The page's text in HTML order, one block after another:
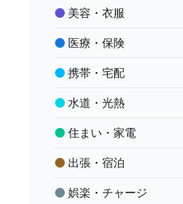
美容・衣服
医療・保険
携帯・宅配
水道・光熱
住まい・家電
出張・宿泊
娯楽・チャージ